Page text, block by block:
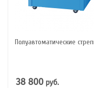
Полуавтоматические
38 800 руб.